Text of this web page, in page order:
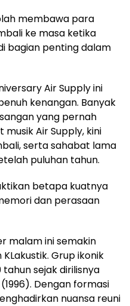
membawa para
ke masa ketika
bagian penting dalam
Air Supply ini
kenangan. Banyak
yang pernah
Air Supply, kini
serta sahabat lama
puluhan tahun.
betapa kuatnya
dan perasaan
malam ini semakin
Grup ikonik
sejak dirilisnya
Dengan formasi
nuansa reuni